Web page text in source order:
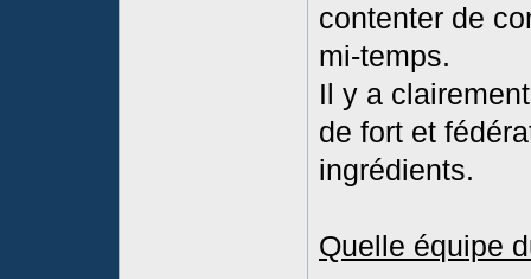
contenter de
mi-temps.
Il y a
de fort et
ingrédients.
Quelle équipe